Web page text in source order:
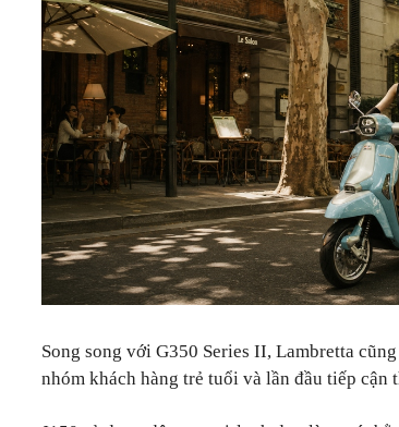
Song song với G350 Series II, Lambretta
nhóm khách hàng trẻ tuổi và lần đầu tiếp cận